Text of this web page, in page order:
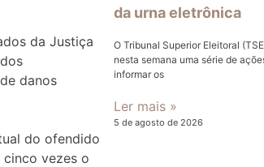
da Justiça
danos
do ofendido
cinco vezes o
da urna eletrônica
O Tribunal Superior Eleitoral
nesta semana uma série de
informar os
Ler mais »
5 de agosto de 2026